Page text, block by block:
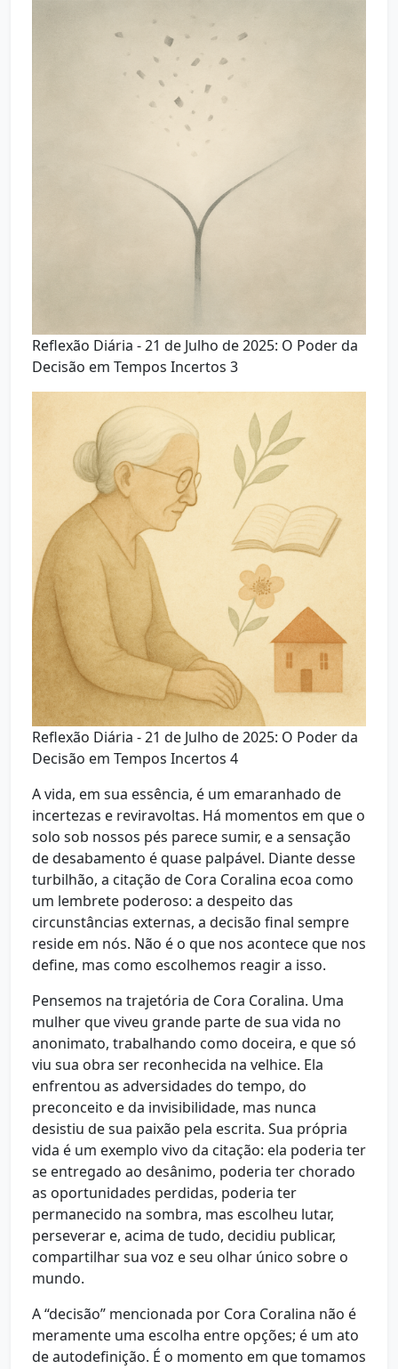
Reflexão Diária - 21 de Julho de 2025: O Poder da
Decisão em Tempos Incertos 3
Reflexão Diária - 21 de Julho de 2025: O Poder da
Decisão em Tempos Incertos 4
A vida, em sua essência, é um emaranhado de
incertezas e reviravoltas. Há momentos em que o
solo sob nossos pés parece sumir, e a sensação
de desabamento é quase palpável. Diante desse
turbilhão, a citação de Cora Coralina ecoa como
um lembrete poderoso: a despeito das
circunstâncias externas, a decisão final sempre
reside em nós. Não é o que nos acontece que nos
define, mas como escolhemos reagir a isso.
Pensemos na trajetória de Cora Coralina. Uma
mulher que viveu grande parte de sua vida no
anonimato, trabalhando como doceira, e que só
viu sua obra ser reconhecida na velhice. Ela
enfrentou as adversidades do tempo, do
preconceito e da invisibilidade, mas nunca
desistiu de sua paixão pela escrita. Sua própria
vida é um exemplo vivo da citação: ela poderia ter
se entregado ao desânimo, poderia ter chorado
as oportunidades perdidas, poderia ter
permanecido na sombra, mas escolheu lutar,
perseverar e, acima de tudo, decidiu publicar,
compartilhar sua voz e seu olhar único sobre o
mundo.
A “decisão” mencionada por Cora Coralina não é
meramente uma escolha entre opções; é um ato
de autodefinição. É o momento em que tomamos